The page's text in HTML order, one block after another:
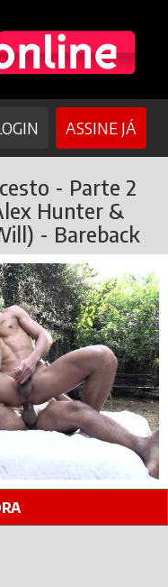
ASSINE JÁ
- Parte 2
Hunter &
- Bareback